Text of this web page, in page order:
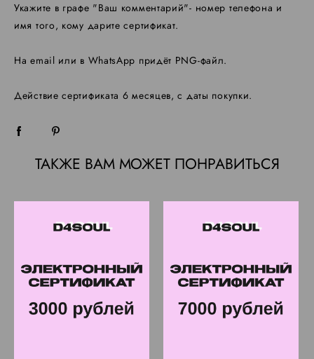
Укажите в графе "Ваш комментарий"- номер телефона и
имя того, кому дарите сертификат.
На email или в WhatsApp придёт PNG-файл.
Действие сертификата 6 месяцев, с даты покупки.
ТАКЖЕ ВАМ МОЖЕТ ПОНРАВИТЬСЯ